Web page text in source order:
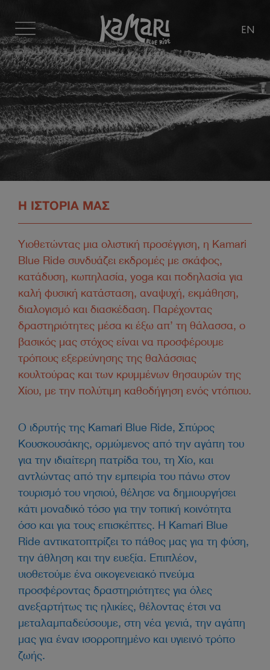
EN
Η ΙΣΤΟΡΙΑ ΜΑΣ
Υιοθετώντας μια ολιστική προσέγγιση, η Kamari
Blue Ride συνδυάζει εκδρομές με σκάφος,
κατάδυση, κωπηλασία, yoga και ποδηλασία για
καλή φυσική κατάσταση, αναψυχή, εκμάθηση,
διαλογισμό και διασκέδαση. Παρέχοντας
δραστηριότητες μέσα κι έξω απ’ τη θάλασσα, ο
βασικός μας στόχος είναι να προσφέρουμε
τρόπους εξερεύνησης της θαλάσσιας
κουλτούρας και των κρυμμένων θησαυρών της
Χίου, με την πολύτιμη καθοδήγηση ενός ντόπιου.
Ο ιδρυτής της Kamari Blue Ride, Σπύρος
Κουσκουσάκης, ορμώμενος από την αγάπη του
για την ιδιαίτερη πατρίδα του, τη Χίο, και
αντλώντας από την εμπειρία του πάνω στον
τουρισμό του νησιού, θέλησε να δημιουργήσει
κάτι μοναδικό τόσο για την τοπική κοινότητα
όσο και για τους επισκέπτες. Η Kamari Blue
Ride αντικατοπτρίζει το πάθος μας για τη φύση,
την άθληση και την ευεξία. Επιπλέον,
υιοθετούμε ένα οικογενειακό πνεύμα
προσφέροντας δραστηριότητες για όλες
ανεξαρτήτως τις ηλικίες, θέλοντας έτσι να
μεταλαμπαδεύσουμε, στη νέα γενιά, την αγάπη
μας για έναν ισορροπημένο και υγιεινό τρόπο
ζωής.